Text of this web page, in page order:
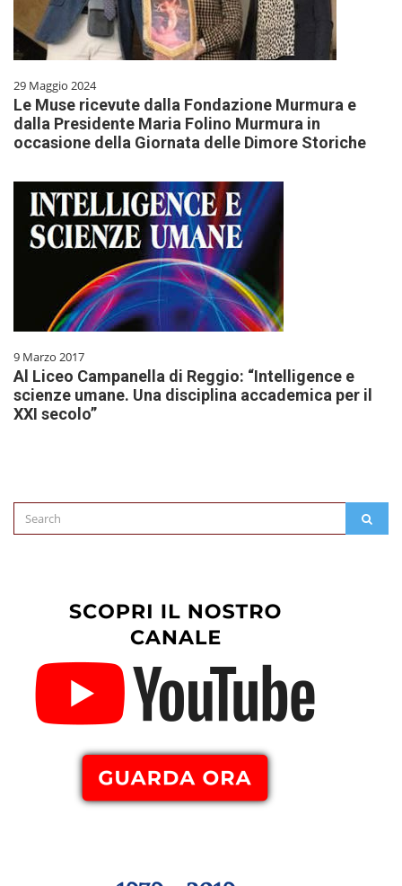
29 Maggio 2024
Le Muse ricevute dalla Fondazione Murmura e
dalla Presidente Maria Folino Murmura in
occasione della Giornata delle Dimore Storiche
9 Marzo 2017
Al Liceo Campanella di Reggio: “Intelligence e
scienze umane. Una disciplina accademica per il
XXI secolo”
Search
for: